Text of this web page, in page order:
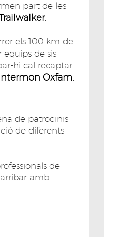
part de les
els 100 km de
equips de sis
hi cal recaptar
Oxfam.
de patrocinis
de diferents
de
amb